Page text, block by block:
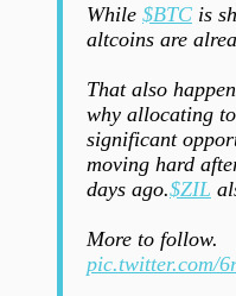
While $BTC is
altcoins are
That also
why allocating
significant
moving hard
days ago.$ZIL
More to follow.
pic.twitter.com/